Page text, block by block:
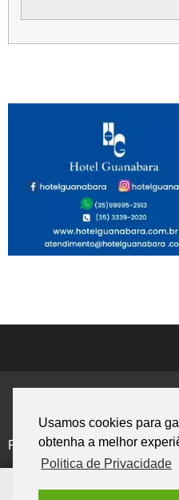
Usamos cookies para
obtenha a melhor
Politica de Privacidade
Politica de Privacidade